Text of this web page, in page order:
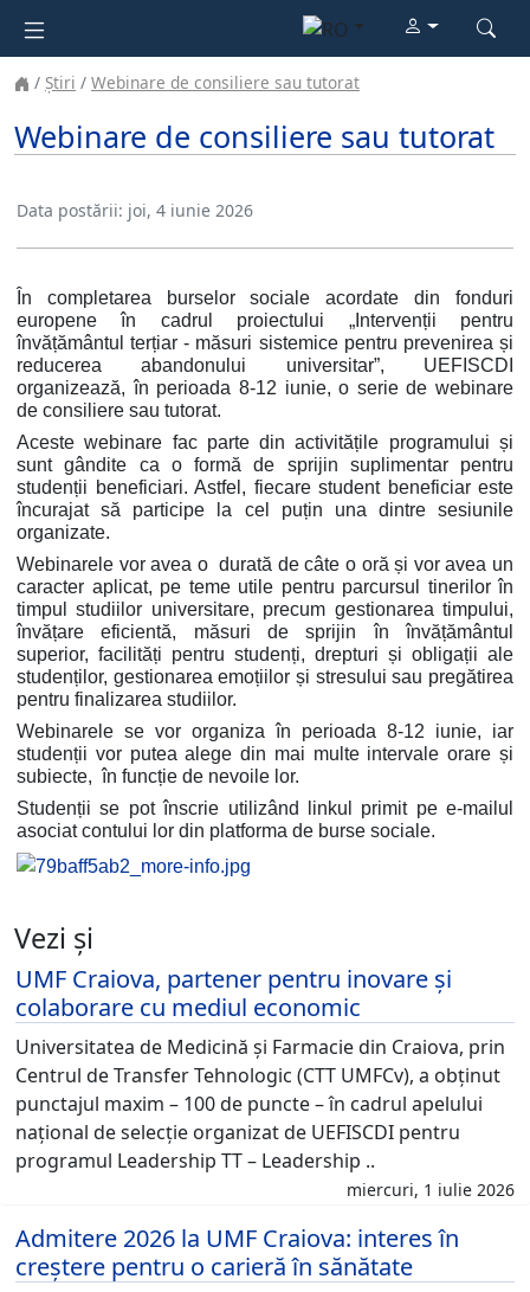
Știri Webinare de consiliere sau tutorat
Webinare de consiliere sau tutorat
Data postării: joi, 4 iunie 2026
În completarea burselor sociale acordate din fonduri
europene în cadrul proiectului „Intervenții pentru
învățământul terțiar - măsuri sistemice pentru prevenirea și
reducerea abandonului universitar”, UEFISCDI
organizează, în perioada 8-12 iunie, o serie de webinare
de consiliere sau tutorat.
Aceste webinare fac parte din activitățile programului și
sunt gândite ca o formă de sprijin suplimentar pentru
studenții beneficiari. Astfel, fiecare student beneficiar este
încurajat să participe la cel puțin una dintre sesiunile
organizate.
Webinarele vor avea o durată de câte o oră și vor avea un
caracter aplicat, pe teme utile pentru parcursul tinerilor în
timpul studiilor universitare, precum gestionarea timpului,
învățare eficientă, măsuri de sprijin în învățământul
superior, facilități pentru studenți, drepturi și obligații ale
studenților, gestionarea emoțiilor și stresului sau pregătirea
pentru finalizarea studiilor.
Webinarele se vor organiza în perioada 8-12 iunie, iar
studenții vor putea alege din mai multe intervale orare și
subiecte, în funcție de nevoile lor.
Studenții se pot înscrie utilizând linkul primit pe e-mailul
asociat contului lor din platforma de burse sociale.
Vezi și
UMF Craiova, partener pentru inovare și
colaborare cu mediul economic
Universitatea de Medicină și Farmacie din Craiova, prin
Centrul de Transfer Tehnologic (CTT UMFCv), a obținut
punctajul maxim – 100 de puncte – în cadrul apelului
național de selecție organizat de UEFISCDI pentru
programul Leadership TT – Leadership ..
miercuri, 1 iulie 2026
Admitere 2026 la UMF Craiova: interes în
creștere pentru o carieră în sănătate